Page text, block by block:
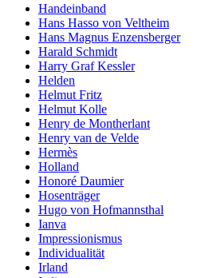
Handeinband
Hans Hasso von Veltheim
Hans Magnus Enzensberger
Harald Schmidt
Harry Graf Kessler
Helden
Helmut Fritz
Helmut Kolle
Henry de Montherlant
Henry van de Velde
Hermès
Holland
Honoré Daumier
Hosenträger
Hugo von Hofmannsthal
Ianva
Impressionismus
Individualität
Irland